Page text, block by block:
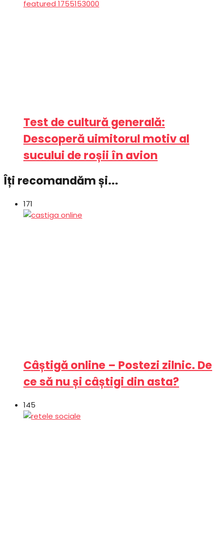
Test de cultură generală:
Descoperă uimitorul motiv al
sucului de roșii în avion
Îți recomandăm și...
171
Câștigă online – Postezi zilnic. De
ce să nu și câștigi din asta?
145